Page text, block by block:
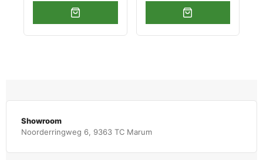
Showroom
Noorderringweg 6, 9363 TC Marum